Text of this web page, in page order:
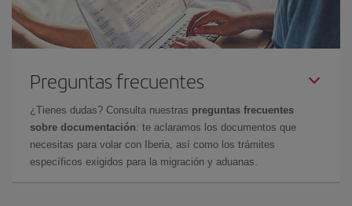
Preguntas frecuentes
¿Tienes dudas? Consulta nuestras preguntas frecuentes
sobre documentación: te aclaramos los documentos que
necesitas para volar con Iberia, así como los trámites
específicos exigidos para la migración y aduanas.